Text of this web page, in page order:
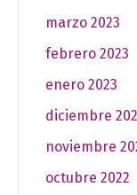
marzo 2023
febrero 2023
enero 2023
diciembre
noviembre
octubre 2022